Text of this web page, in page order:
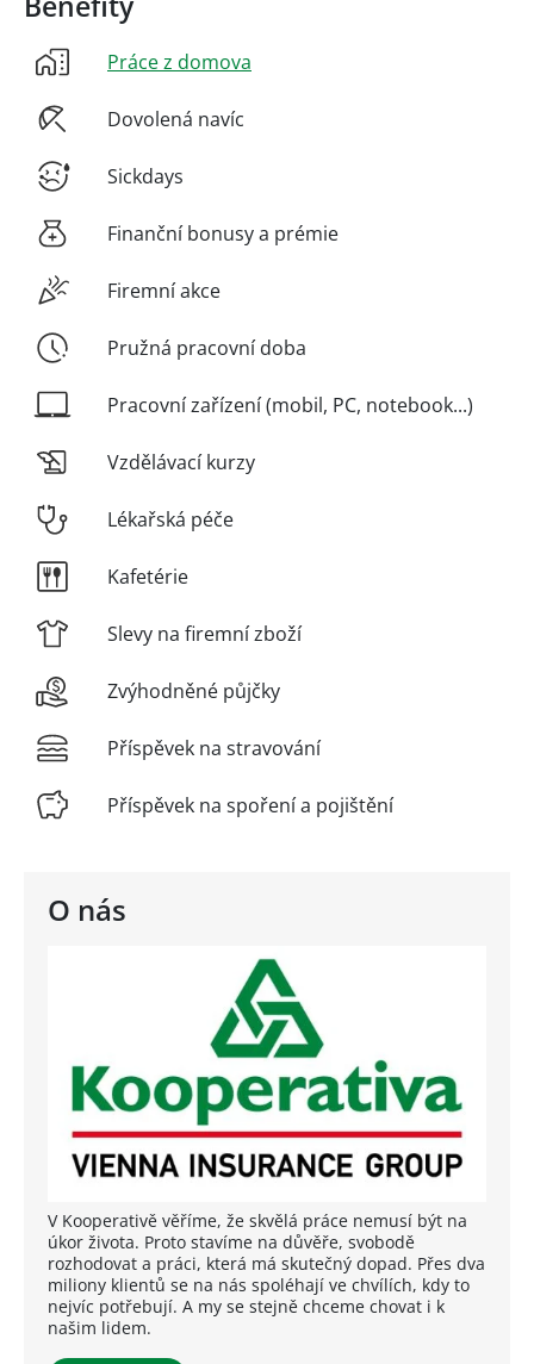
O nás
V Kooperativě věříme, že skvělá práce nemusí být na
úkor života. Proto stavíme na důvěře, svobodě
rozhodovat a práci, která má skutečný dopad. Přes dva
miliony klientů se na nás spoléhají ve chvílích, kdy to
nejvíc potřebují. A my se stejně chceme chovat i k
našim lidem.
Práce z domova
Dovolená navíc
Sickdays
Finanční bonusy a prémie
Firemní akce
Pružná pracovní doba
Pracovní zařízení (mobil, PC, notebook...)
Vzdělávací kurzy
Lékařská péče
Kafetérie
Slevy na firemní zboží
Zvýhodněné půjčky
Příspěvek na stravování
Příspěvek na spoření a pojištění